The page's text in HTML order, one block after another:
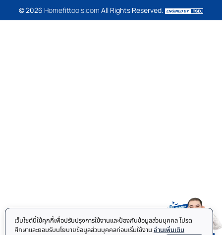
© 2026 Homefittools.com All Rights Reserved.
เว็บไซต์นี้ใช้คุกกี้เพื่อปรับปรุงการใช้งานและป้องกันข้อมูลส่วนบุคคล โปรด
ศึกษาและยอมรับนโยบายข้อมูลส่วนบุคคลก่อนเริ่มใช้งาน อ่านเพิ่มเติม